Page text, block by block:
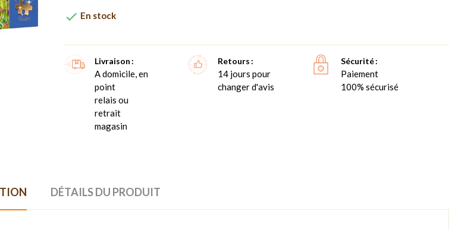
 En stock
Livraison
A domicile, en
point
relais ou
retrait
magasin
Retours
14 jours pour
changer d'avis
Sécurité
Paiement
100% sécurisé
DÉTAILS DU PRODUIT